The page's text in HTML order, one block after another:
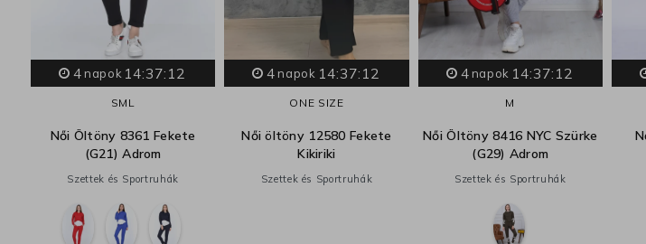
4napok 14:37:11
SM L
Női Öltöny 8361 Fekete
(G21) Adrom
Szettek és Sportruhák
4 napok 14:37:11
ONE SIZE
Női öltöny 12580 Fekete
Kikiriki
Szettek és Sportruhák
4napok 14:37:11
M
Női Öltöny 8416 NYC Szürke
(G29) Adrom
Szettek és Sportruhák